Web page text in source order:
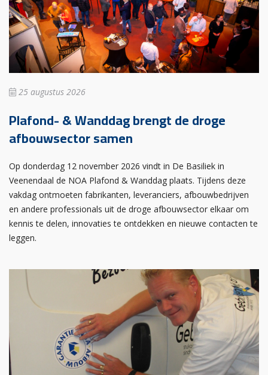
25 augustus 2026
Plafond- & Wanddag brengt de droge
afbouwsector samen
Op donderdag 12 november 2026 vindt in De Basiliek in
Veenendaal de NOA Plafond & Wanddag plaats. Tijdens deze
vakdag ontmoeten fabrikanten, leveranciers, afbouwbedrijven
en andere professionals uit de droge afbouwsector elkaar om
kennis te delen, innovaties te ontdekken en nieuwe contacten te
leggen.